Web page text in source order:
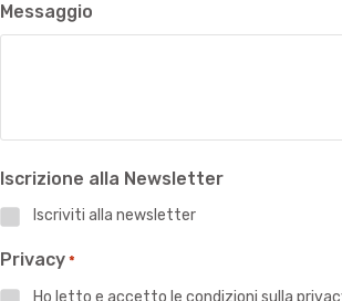
Messaggio
Iscrizione alla Newsletter
Iscriviti alla newsletter
Privacy *
Ho letto e accetto le condizioni sulla